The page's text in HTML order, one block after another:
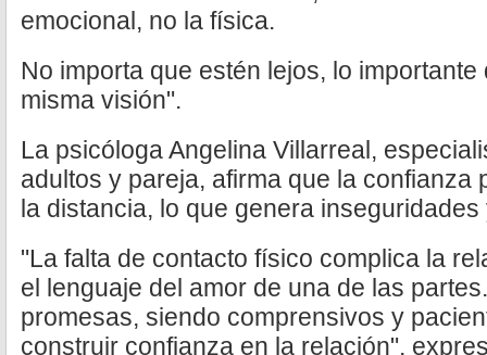
emocional, no la física.
No importa que estén lejos, lo
misma visión".
La psicóloga Angelina Villarreal,
adultos y pareja, afirma que la confianza
la distancia, lo que genera inseguridades
"La falta de contacto físico complica la
el lenguaje del amor de una de las
promesas, siendo comprensivos y
construir confianza en la relación",